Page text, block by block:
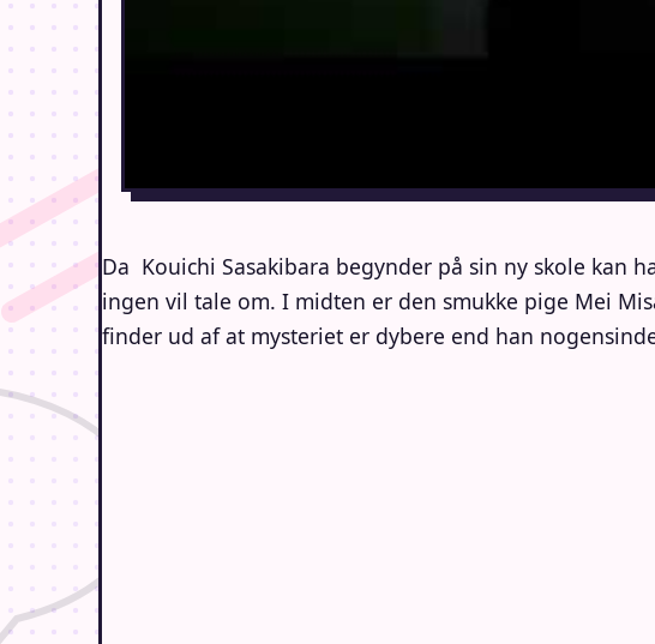
Da Kouichi Sasakibara begynder på sin ny skole kan
ingen vil tale om. I midten er den smukke pige Mei
finder ud af at mysteriet er dybere end han